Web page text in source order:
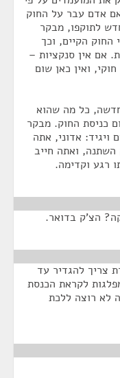
אדם עבר על החוק
לתוקפו, מבקר
הקיים, וכך
אם אין סנקציות –
ואין כאן שום
כל מה שהוא
כניסת החוק. מבקר
ויגיד: אדוני, אתה
השתנה, ואתה חייב
רגע וקדימה.
הצ'ק בדואר.
צריך להגדיר עד
לקראת הכנסת
לא רוצה ללכת